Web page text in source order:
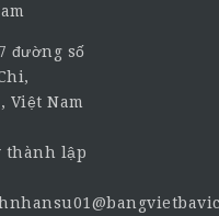
đường số
Việt Nam
thành lập